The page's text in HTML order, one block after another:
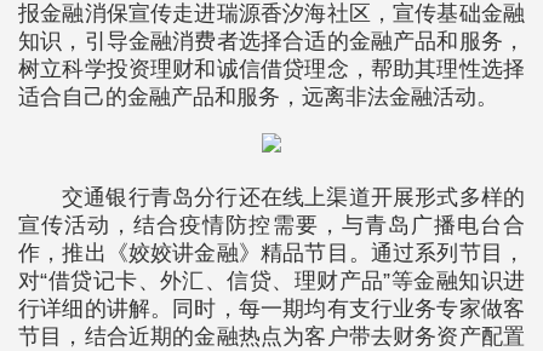
报金融消保宣传走进瑞源香汐海社区，宣传基础金融
知识，引导金融消费者选择合适的金融产品和服务，
树立科学投资理财和诚信借贷理念，帮助其理性选择
适合自己的金融产品和服务，远离非法金融活动。
交通银行青岛分行还在线上渠道开展形式多样的
宣传活动，结合疫情防控需要，与青岛广播电台合
作，推出《姣姣讲金融》精品节目。通过系列节目，
对“借贷记卡、外汇、信贷、理财产品”等金融知识进
行详细的讲解。同时，每一期均有支行业务专家做客
节目，结合近期的金融热点为客户带去财务资产配置